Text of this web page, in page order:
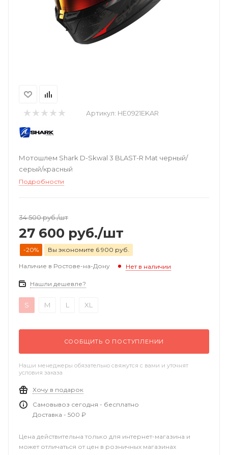
Артикул: HE0921EKAR
Мотошлем Shark D-Skwal 3 BLAST-R Mat черный/
серый/красный
Подробности
34 500руб./шт
27 600 руб./шт
-20% Вы экономите 6 900 руб.
Наличие в Ростове-на-Дону Нет в наличии
Нашли дешевле?
S M L XL
СООБЩИТЬ О ПОСТУПЛЕНИИ
Наши менеджеры обязательно свяжутся с вами и уточнят
условия заказа
Хочу в подарок
Самовывоз сегодня - бесплатно
Доставка - 500 ₽
Цена действительна только для интернет-магазина и
может отличаться от цен в розничных магазинах